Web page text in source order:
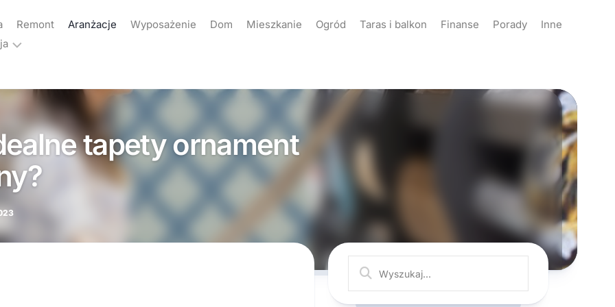
Remont Aranżacje Wyposażenie Dom Mieszkanie Ogród Taras i balkon Finanse Porady
Inne
tapety ornament